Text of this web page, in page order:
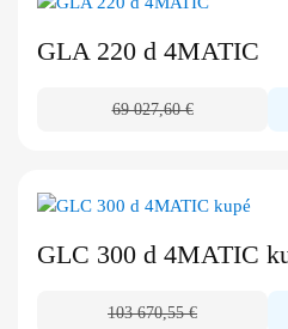
GLA 220 d 4MATIC
69 027,60 €
GLC 300 d 4MATIC
103 670,55 €